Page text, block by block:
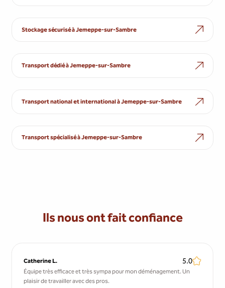
Stockage sécurisé à Jemeppe-sur-Sambre
Transport dédié à Jemeppe-sur-Sambre
Transport national et international à Jemeppe-sur-Sambre
Transport spécialisé à Jemeppe-sur-Sambre
Ils nous ont fait confiance
Catherine L. 5.0
Équipe très efficace et très sympa pour mon déménagement. Un
plaisir de travailler avec des pros.